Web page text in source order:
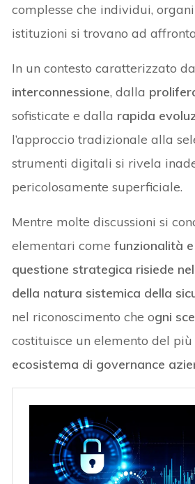
complesse che individui,
istituzioni si trovano ad
In un contesto caratterizzato
interconnessione, dalla
sofisticate e dalla rapida
l’approccio tradizionale alla
strumenti digitali si rivela
pericolosamente superficiale.
Mentre molte discussioni si
elementari come funzionalità
questione strategica risiede
della natura sistemica della
nel riconoscimento che ogni
costituisce un elemento del
ecosistema di governance